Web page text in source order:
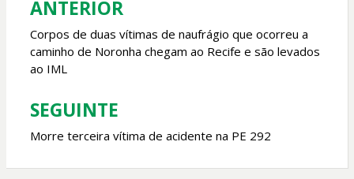
Navegação
de
Post
ANTERIOR
Corpos de duas vítimas de naufrágio que ocorreu a
caminho de Noronha chegam ao Recife e são levados
ao IML
SEGUINTE
Morre terceira vítima de acidente na PE 292